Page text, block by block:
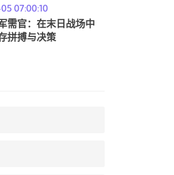
07:00:10
需官：在末日战场中
拼搏与决策